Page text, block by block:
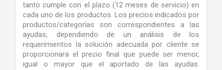
tanto cumple con el plazo (12 meses de servicio) en
cada uno de los productos. Los precios indicados por
productos/categorías son correspondientes a las
ayudas, dependiendo de un análisis de los
requerimientos la solución adecuada por cliente se
proporcionara el precio final que puede ser menor,
igual o mayor que el aportado de las ayudas.